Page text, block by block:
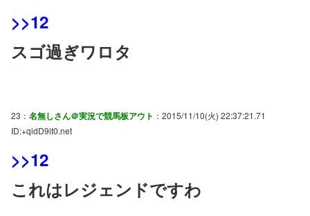
>>12
スゴ過ぎワロタ
23： 名無しさん＠実況で競馬板アウト ：2015/11/10(火) 22:37:21.71
ID:+qidD9it0.net
>>12
これはレジェンドですわ